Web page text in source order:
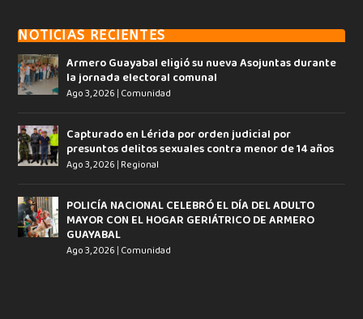
NOTICIAS RECIENTES
Armero Guayabal eligió su nueva Asojuntas durante
la jornada electoral comunal
Ago 3, 2026 | Comunidad
Capturado en Lérida por orden judicial por
presuntos delitos sexuales contra menor de 14 años
Ago 3, 2026 | Regional
POLICÍA NACIONAL CELEBRÓ EL DÍA DEL ADULTO
MAYOR CON EL HOGAR GERIÁTRICO DE ARMERO
GUAYABAL
Ago 3, 2026 | Comunidad